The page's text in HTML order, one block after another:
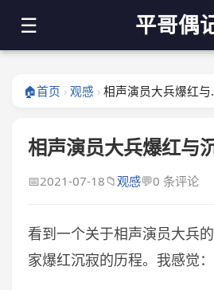
☰ 平哥偶
🏠首页 › 观感 › 相声
相声演员大兵爆红与
📅2021-07-18 📁观感💬0 条评论
看到一个关于相声演员大兵
家爆红沉寂的历程。我感觉：